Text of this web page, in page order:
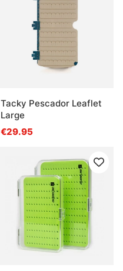
Tacky Pescador Leaflet
Large
€29.95